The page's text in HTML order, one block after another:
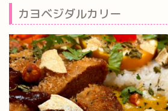
カヨベジダルカリー